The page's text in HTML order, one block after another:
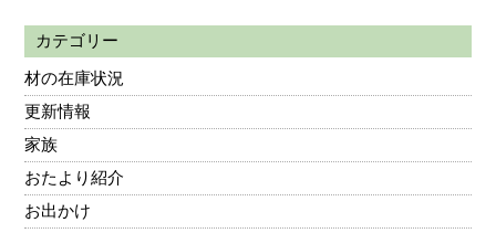
カテゴリー
材の在庫状況
更新情報
家族
おたより紹介
お出かけ